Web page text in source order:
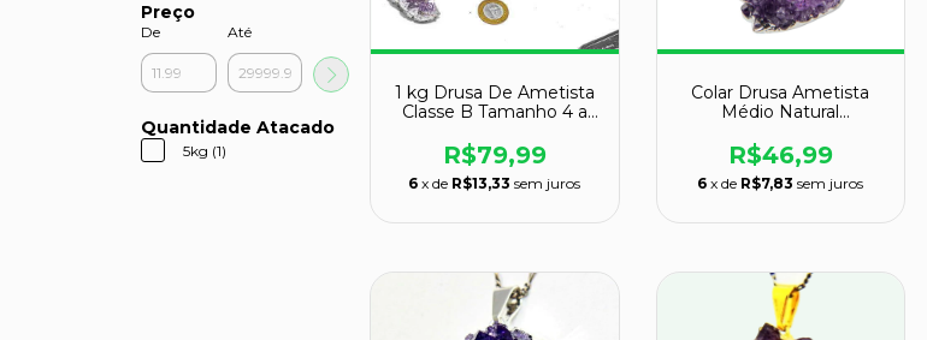
Preço
De Até
Quantidade Atacado
5kg (1)
1 kg Drusa De Ametista
Classe B Tamanho 4 a
R$79,99
6 x de R$13,33 sem juros
Colar Drusa Ametista
Médio Natural
Prateado
R$46,99
6 x de R$7,83 sem juros